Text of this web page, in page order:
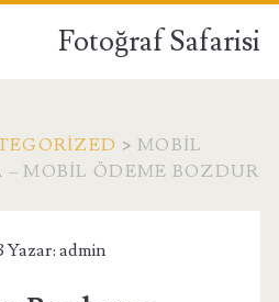
Fotoğraf Safarisi
>MOBIL
MOBIL ÖDEME BOZDUR
Yazar: admin